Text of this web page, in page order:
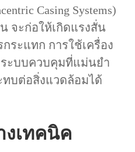
Casing Systems)
จะก่อให้เกิดแรงสั่น
ระแทก การใช้เครื่อง
ะบบควบคุมที่แม่นยำ
บต่อสิ่งแวดล้อมได้
เทคนิค